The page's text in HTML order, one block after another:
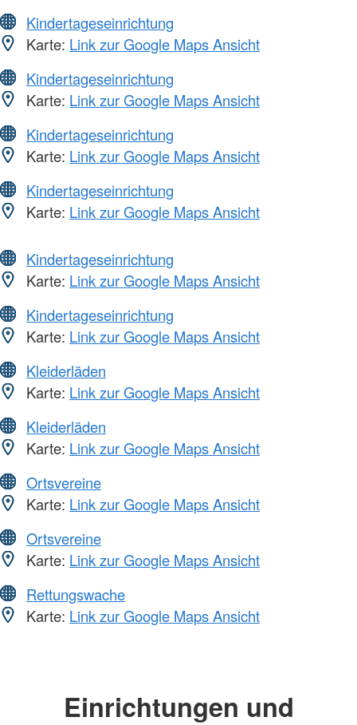
Kindertageseinrichtung
Karte: Link zur Google Maps Ansicht
Kindertageseinrichtung
Karte: Link zur Google Maps Ansicht
Kindertageseinrichtung
Karte: Link zur Google Maps Ansicht
Kindertageseinrichtung
Karte: Link zur Google Maps Ansicht
Kindertageseinrichtung
Karte: Link zur Google Maps Ansicht
Kindertageseinrichtung
Karte: Link zur Google Maps Ansicht
Kleiderläden
Karte: Link zur Google Maps Ansicht
Kleiderläden
Karte: Link zur Google Maps Ansicht
Ortsvereine
Karte: Link zur Google Maps Ansicht
Ortsvereine
Karte: Link zur Google Maps Ansicht
Rettungswache
Karte: Link zur Google Maps Ansicht
Einrichtungen und